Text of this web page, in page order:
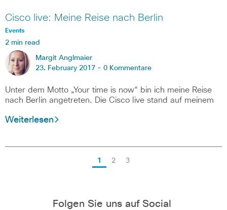
Cisco live: Meine Reise nach Berlin
Events
2 min read
Margit Anglmaier
23. February 2017 - 0 Kommentare
Unter dem Motto „Your time is now“ bin ich meine Reise
nach Berlin angetreten. Die Cisco live stand auf meinem
Weiterlesen
1 2 3
Folgen Sie uns auf Social